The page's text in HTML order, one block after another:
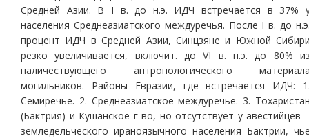
Средней Азии. В I в. до н.э. ИДЧ встречается в 37%
населения Среднеазиатского междуречья. После I в. до
процент ИДЧ в Средней Азии, Синцзяне и Южной
резко увеличивается, включит. до VI в. н.э. до 80%
наличествующего антропологического
могильников. Районы Евразии, где встречается ИДЧ:
Семиречье. 2. Среднеазиатское междуречье. 3.
(Бактрия) и Кушанское г-во, но отсутствует у авестийцев
земледельческого ираноязычного населения Бактрии,